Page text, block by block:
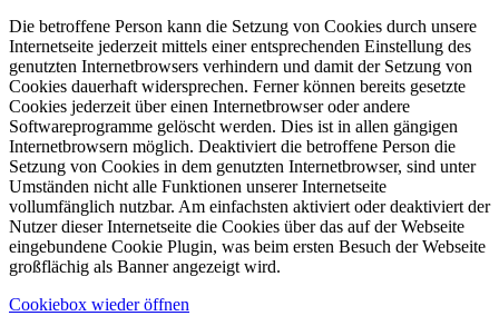
Die betroffene Person kann die Setzung von Cookies durch unsere
Internetseite jederzeit mittels einer entsprechenden Einstellung des
genutzten Internetbrowsers verhindern und damit der Setzung von
Cookies dauerhaft widersprechen. Ferner können bereits gesetzte
Cookies jederzeit über einen Internetbrowser oder andere
Softwareprogramme gelöscht werden. Dies ist in allen gängigen
Internetbrowsern möglich. Deaktiviert die betroffene Person die
Setzung von Cookies in dem genutzten Internetbrowser, sind unter
Umständen nicht alle Funktionen unserer Internetseite
vollumfänglich nutzbar. Am einfachsten aktiviert oder deaktiviert der
Nutzer dieser Internetseite die Cookies über das auf der Webseite
eingebundene Cookie Plugin, was beim ersten Besuch der Webseite
großflächig als Banner angezeigt wird.
Cookiebox wieder öffnen